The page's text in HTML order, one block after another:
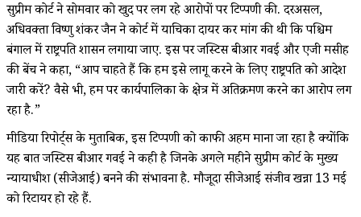
सुप्रीम कोर्ट ने सोमवार को खुद पर लग रहे आरोपों पर टिप्पणी की. दरअसल,
अधिवक्ता विष्णु शंकर जैन ने कोर्ट में याचिका दायर कर मांग की थी कि पश्चिम
बंगाल में राष्ट्रपति शासन लगाया जाए. इस पर जस्टिस बीआर गवई और एजी मसीह
की बेंच ने कहा, “आप चाहते हैं कि हम इसे लागू करने के लिए राष्ट्रपति को आदेश
जारी करें? वैसे भी, हम पर कार्यपालिका के क्षेत्र में अतिक्रमण करने का आरोप लग
रहा है.”
मीडिया रिपोर्ट्स के मुताबिक, इस टिप्पणी को काफी अहम माना जा रहा है क्योंकि
यह बात जस्टिस बीआर गवई ने कही है जिनके अगले महीने सुप्रीम कोर्ट के मुख्य
न्यायाधीश (सीजेआई) बनने की संभावना है. मौजूदा सीजेआई संजीव खन्ना 13 मई
को रिटायर हो रहे हैं.